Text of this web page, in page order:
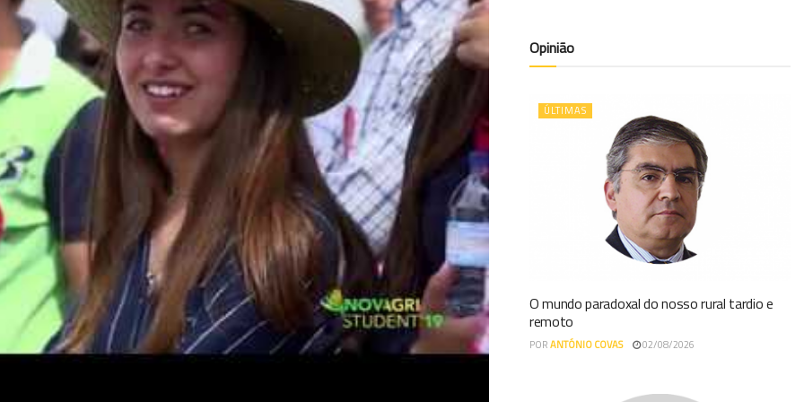
Opinião
ÚLTIMAS
O mundo paradoxal do nosso rural tardio e
remoto
PORANTÓNIO COVAS 02/08/2026